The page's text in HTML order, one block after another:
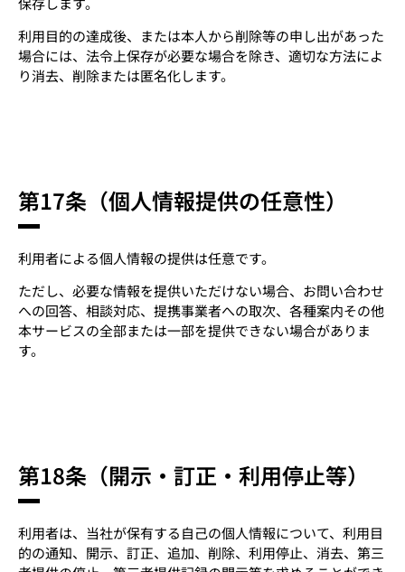
利用目的の達成後、または本人から削除等の申し出があった
場合には、法令上保存が必要な場合を除き、適切な方法によ
り消去、削除または匿名化します。
第17条（個人情報提供の任意性）
利用者による個人情報の提供は任意です。
ただし、必要な情報を提供いただけない場合、お問い合わせ
への回答、相談対応、提携事業者への取次、各種案内その他
本サービスの全部または一部を提供できない場合がありま
す。
第18条（開示・訂正・利用停止等）
利用者は、当社が保有する自己の個人情報について、利用目
的の通知、開示、訂正、追加、削除、利用停止、消去、第三